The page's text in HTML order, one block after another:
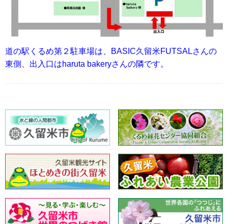
道の駅くるめ第２駐車場は、BASIC久留米FUTSALさんの
東側、出入口はharuta bakeryさんの隣です。